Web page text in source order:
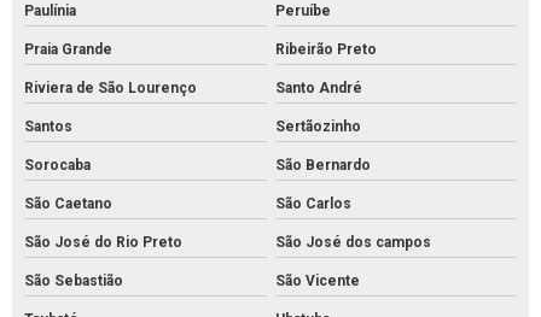
Paulínia Peruíbe
Praia Grande Ribeirão Preto
Riviera de São Lourenço Santo André
Santos Sertãozinho
Sorocaba São Bernardo
São Caetano São Carlos
São José do Rio Preto São José dos campos
São Sebastião São Vicente